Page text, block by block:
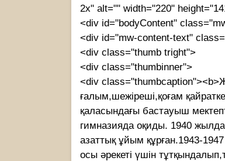
2x" alt="" width="220"
<div id="bodyContent"
<div id="mw-content-text"
<div class="thumb tright">
<div class="thumbinner">
<div
ғалым,шежіреші,қоғам
қаласындағы бастауыш
гимназияда оқиды. 1940
азаттық ұйым құрған.1943-
осы әрекеті үшін